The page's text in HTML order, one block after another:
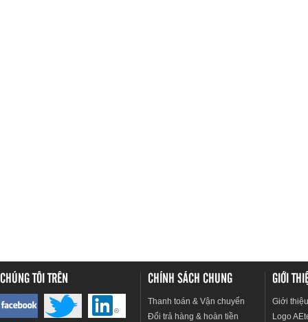
CHÚNG TÔI TRÊN CHÍNH SÁCH CHUNG
Thanh toán & Vận chuyển
Đổi trả hàng & hoàn tiền
GIỚI
Giới
Logo